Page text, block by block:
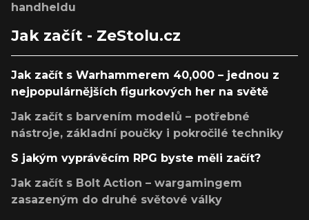
handheldu
Jak začít - ZeStolu.cz
Jak začít s Warhammerem 40,000 – jednou z
nejpopulárnějších figurkových her na světě
Jak začít s barvením modelů – potřebné
nástroje, základní poučky i pokročilé techniky
S jakým vyprávěcím RPG byste měli začít?
Jak začít s Bolt Action – wargamingem
zasazeným do druhé světové války